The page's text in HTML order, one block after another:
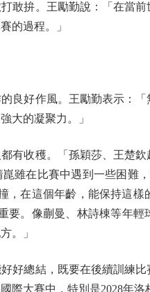
拚。王勵勤說：「在當前
的過程。」
好作風。王勵勤表示：「
大的凝聚力。」
收穫。「孫穎莎、王楚欽
雖在比賽中遇到一些困難
，在這個年齡，能保持這
要。像蒯曼、林詩棟等年
。」
總結，既要在後續訓練比
際大賽中，特別是2028年洛